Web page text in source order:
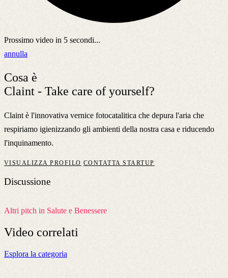
Prossimo video in 5 secondi...
annulla
Cosa è
Claint - Take care of yourself?
Claint è l'innovativa vernice fotocatalitica che depura l'aria che
respiriamo igienizzando gli ambienti della nostra casa e riducendo
l'inquinamento.
VISUALIZZA PROFILO CONTATTA STARTUP
Discussione
Altri pitch in Salute e Benessere
Video correlati
Esplora la categoria